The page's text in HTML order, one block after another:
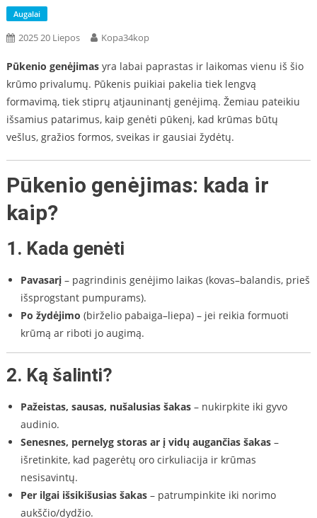
Augalai
2025 20 Liepos Kopa34kop
Pūkenio genėjimasyra labai paprastas ir laikomas vienu iš šio
krūmo privalumų. Pūkenis puikiai pakelia tiek lengvą
formavimą, tiek stiprų atjauninantį genėjimą. Žemiau pateikiu
išsamius patarimus, kaip genėti pūkenį, kad krūmas būtų
vešlus, gražios formos, sveikas ir gausiai žydėtų.
Pūkenio genėjimas: kada ir
kaip?
1. Kada genėti
Pavasarį– pagrindinis genėjimo laikas (kovas–balandis, prieš
išsprogstant pumpurams).
Po žydėjimo (birželio pabaiga–liepa) – jei reikia formuoti
krūmą ar riboti jo augimą.
2. Ką šalinti?
Pažeistas, sausas, nušalusias šakas– nukirpkite iki gyvo
audinio.
Senesnes, pernelyg storas ar į vidų augančias šakas–
išretinkite, kad pagerėtų oro cirkuliacija ir krūmas
nesisavintų.
Per ilgai išsikišusias šakas– patrumpinkite iki norimo
aukščio/dydžio.